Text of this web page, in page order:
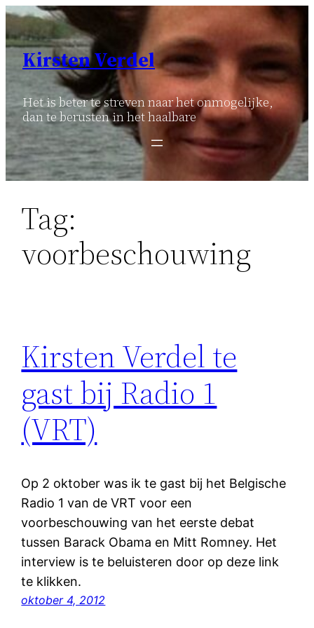
Ga
naar
inhoud
Kirsten Verdel
Het is beter te streven naar het onmogelijke,
dan te berusten in het haalbare
Tag:
voorbeschouwing
Kirsten Verdel te
gast bij Radio 1
(VRT)
Op 2 oktober was ik te gast bij het Belgische
Radio 1 van de VRT voor een
voorbeschouwing van het eerste debat
tussen Barack Obama en Mitt Romney. Het
interview is te beluisteren door op deze link
te klikken.
oktober 4, 2012